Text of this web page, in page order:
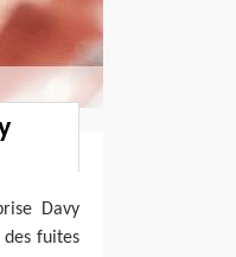
Davy
fuites